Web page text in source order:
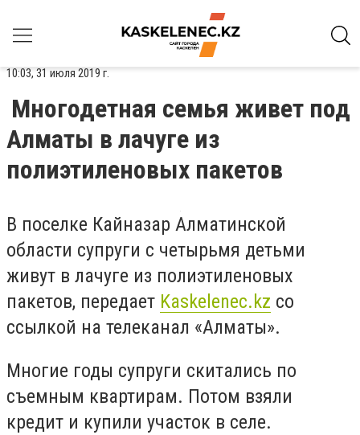
10:03, 31 июля 2019 г.
Многодетная семья живет под
Алматы в лачуге из
полиэтиленовых пакетов
В поселке Кайназар Алматинской
области супруги с четырьмя детьми
живут в лачуге из полиэтиленовых
пакетов, передает Kaskelenec.kz со
ссылкой на телеканал «Алматы».
Многие годы супруги скитались по
съемным квартирам. Потом взяли
кредит и купили участок в селе.